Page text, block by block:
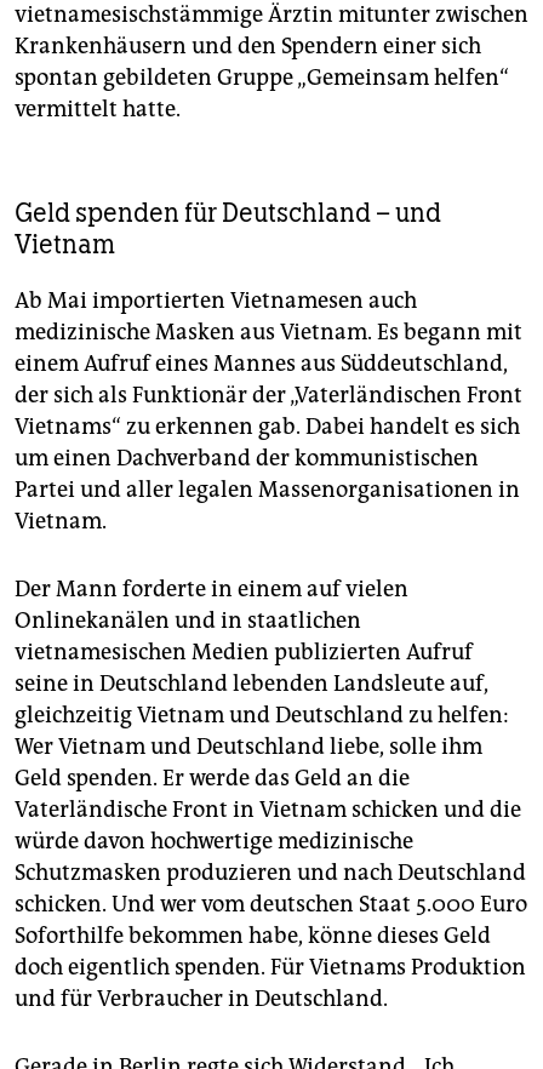
vietnamesischstämmige Ärztin mitunter zwischen
Krankenhäusern und den Spendern einer sich
spontan gebildeten Gruppe „Gemeinsam helfen“
vermittelt hatte.
Geld spenden für Deutschland – und
Vietnam
Ab Mai importierten Vietnamesen auch
medizinische Masken aus Vietnam. Es begann mit
einem Aufruf eines Mannes aus Süddeutschland,
der sich als Funktionär der „Vaterländischen Front
Vietnams“ zu erkennen gab. Dabei handelt es sich
um einen Dachverband der kommunistischen
Partei und aller legalen Massenorganisationen in
Vietnam.
Der Mann forderte in einem auf vielen
Onlinekanälen und in staatlichen
vietnamesischen Medien publizierten Aufruf
seine in Deutschland lebenden Landsleute auf,
gleichzeitig Vietnam und Deutschland zu helfen:
Wer Vietnam und Deutschland liebe, solle ihm
Geld spenden. Er werde das Geld an die
Vaterländische Front in Vietnam schicken und die
würde davon hochwertige medizinische
Schutzmasken produzieren und nach Deutschland
schicken. Und wer vom deutschen Staat 5.000 Euro
Soforthilfe bekommen habe, könne dieses Geld
doch eigentlich spenden. Für Vietnams Produktion
und für Verbraucher in Deutschland.